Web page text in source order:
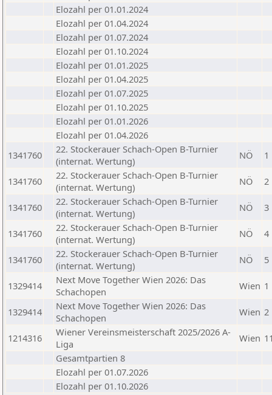
Elozahl per 01.01.2024
Elozahl per 01.04.2024
Elozahl per 01.07.2024
Elozahl per 01.10.2024
Elozahl per 01.01.2025
Elozahl per 01.04.2025
Elozahl per 01.07.2025
Elozahl per 01.10.2025
Elozahl per 01.01.2026
Elozahl per 01.04.2026
1341760
22. Stockerauer Schach-Open B-Turnier
(internat. Wertung)
NÖ 1
1341760
22. Stockerauer Schach-Open B-Turnier
(internat. Wertung)
NÖ 2
1341760
22. Stockerauer Schach-Open B-Turnier
(internat. Wertung)
NÖ 3
1341760
22. Stockerauer Schach-Open B-Turnier
(internat. Wertung)
NÖ 4
1341760
22. Stockerauer Schach-Open B-Turnier
(internat. Wertung)
NÖ 5
1329414
Next Move Together Wien 2026: Das
Schachopen
Wien 1
1329414
Next Move Together Wien 2026: Das
Schachopen
Wien 2
1214316
Wiener Vereinsmeisterschaft 2025/2026 A-
Liga
Wien
Gesamtpartien 8
Elozahl per 01.07.2026
Elozahl per 01.10.2026